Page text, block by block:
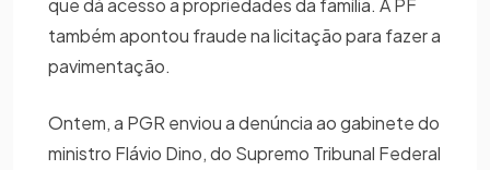
que dá acesso a propriedades da família. A PF
também apontou fraude na licitação para fazer a
pavimentação.
Ontem, a PGR enviou a denúncia ao gabinete do
ministro Flávio Dino, do Supremo Tribunal Federal